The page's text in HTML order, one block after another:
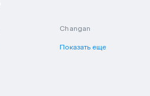
Changan
Показать еще